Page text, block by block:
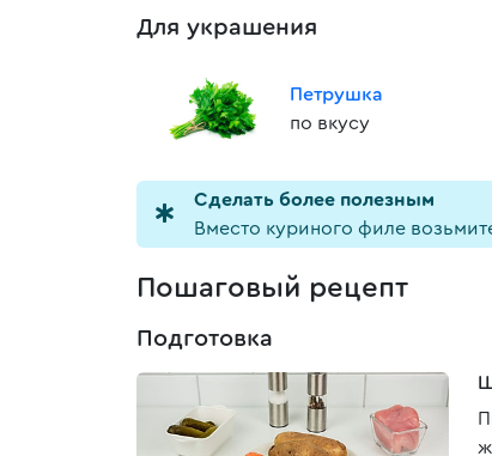
Для украшения
Петрушка
по вкусу
Cделать более полезным
Вместо куриного филе
Пошаговый рецепт
Подготовка